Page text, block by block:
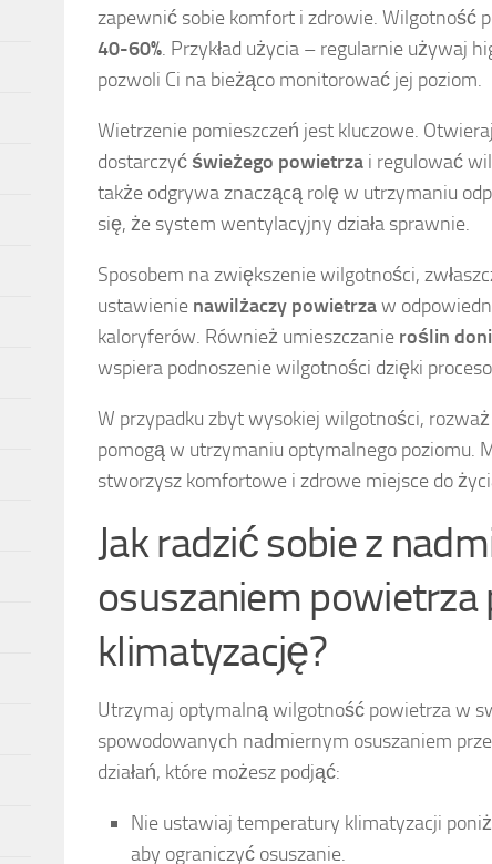
zapewnić sobie komfort i zdrowie. Wilgotność
40-60%. Przykład użycia – regularnie używaj
pozwoli Ci na bieżąco monitorować jej poziom.
Wietrzenie pomieszczeń jest kluczowe.
dostarczyć świeżego powietrza i regulować
także odgrywa znaczącą rolę w utrzymaniu
się, że system wentylacyjny działa sprawnie.
Sposobem na zwiększenie wilgotności,
ustawienie nawilżaczy powietrzaw
kaloryferów. Również umieszczanie roślin
wspiera podnoszenie wilgotności dzięki
W przypadku zbyt wysokiej wilgotności,
pomogą w utrzymaniu optymalnego poziomu.
stworzysz komfortowe i zdrowe miejsce do
Jak radzić sobie z
osuszaniem powietrza
klimatyzację?
Utrzymaj optymalną wilgotność powietrza w
spowodowanych nadmiernym osuszaniem
działań, które możesz podjąć:
Nie ustawiaj temperatury klimatyzacji
aby ograniczyć osuszanie.